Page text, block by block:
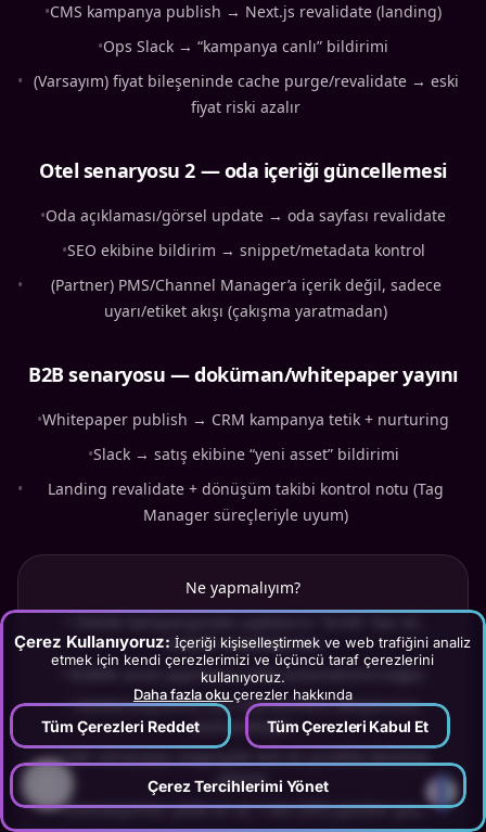
Çerez Kullanıyoruz: İçeriği kişiselleştirmek ve web trafiğini analiz
etmek için kendi çerezlerimizi ve üçüncü taraf çerezlerini
kullanıyoruz.
Daha fazla oku çerezler hakkında
Tüm Çerezleri Reddet Tüm Çerezleri Kabul Et
Çerez Tercihlerimi Yönet
•CMS kampanya publish → Next.js revalidate (landing)
•Ops Slack → “kampanya canlı” bildirimi
• (Varsayım) fiyat bileşeninde cache purge/revalidate → eski
fiyat riski azalır
Otel senaryosu 2 — oda içeriği güncellemesi
•Oda açıklaması/görsel update → oda sayfası revalidate
•SEO ekibine bildirim → snippet/metadata kontrol
•
(Partner) PMS/Channel Manager’a içerik değil, sadece
uyarı/etiket akışı (çakışma yaratmadan)
B2B senaryosu — doküman/whitepaper yayını
•Whitepaper publish → CRM kampanya tetik + nurturing
•Slack → satış ekibine “yeni asset” bildirimi
•
Landing revalidate + dönüşüm takibi kontrol notu (Tag
Manager süreçleriyle uyum)
Ne yapmalıyım?
hedefli revalidate kur.
B2B’de asset yayınlarını CRM automation’a bağla.
•Delete/unpublish için redirect/SEO aksiyonunu
otomatikleştir.
•
yapma.
•Otomasyonları yılda en az 1 kez (365) gözden geçir.
?